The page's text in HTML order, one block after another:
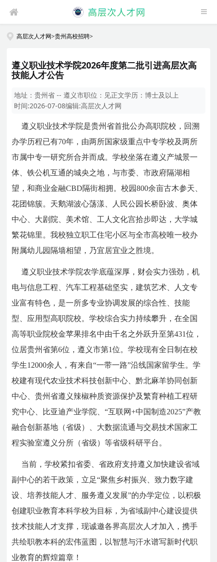
高层次人才网>贵州高校招聘>
遵义职业技术学院2026年度第二批引进高层次高
技能人才公告
地址：贵州省 -- 遵义市职位： 见正文学历：博士及以上
时间:2026-07-08编辑:高层次人才网
遵义职业技术学院是贵州省首批公办高职院校，回溯
办学历程已有70年，由两所国家级重点中专学校及两所
市属中专一研究所合并而成。学校坐落在遵义产城景一
体、铁公机互通的城央之地，与市委、市政府隔湖相
望，和商业金融CBD隔街相拥。校园800余亩古木参天、
花团锦簇。天鹅湖波心荡漾、人民公园长桥卧波、奥体
中心、大剧院、美术馆、工人文化宫拾步即达，大学城
繁花锦里。我校独立职工住宅小区与全市高校唯一校办
附属幼儿园隔墙相望，乃宜居宜业之胜境。
遵义职业技术学院农学底蕴深厚，财会实力强劲，机
电与信息工程、汽车工程基础坚实，建筑艺术、人文专
业富有特色，是一所多专业协调发展的综合性、技能
型、应用型高职院校。学校综合实力持续攀升，在全国
高等职业院校金苹果排名中由千名之外跃升至第431位，
位居贵州省第6位，遵义市第1位。学校现有全日制在校
学生12000余人，有来自“一带一路”沿线国家留学生。学
校建有现代农业技术科技创新中心、黔北麻羊协同创新
中心、贵州省遵义辣椒种质资源保护及繁育种植工程研
究中心、比亚迪产业学院、“互联网+中国制造2025”产教
融合创新基地（省级）、大数据流通与交易技术国家工
程实验室遵义分所（省级）等省级科研平台。
当前，学校紧扣省委、省政府支持遵义加快建设省域
副中心的若干政策，立足“聚焦乡村振兴、致力数字建
设、培养技能人才、服务遵义发展”的办学定位，以积极
创建职业教育本科学校为目标，为省域副中心建设提供
技术技能人才支撑，现诚邀各界高层次人才加入，携手
共绘职教本科的宏伟蓝图，以智慧与汗水谱写新时代职
业教育的辉煌篇章！